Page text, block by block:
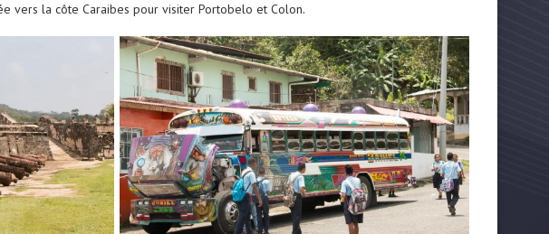
vers la côte Caraibes pour visiter Portobelo et Colon.